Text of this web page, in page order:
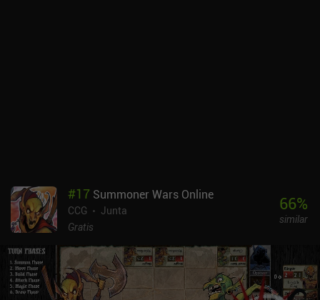
#17 Summoner Wars Online
CCG
Junta
Gratis
66%
similar